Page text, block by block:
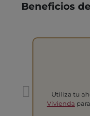
Beneficios
Utiliza tu
Vivienda